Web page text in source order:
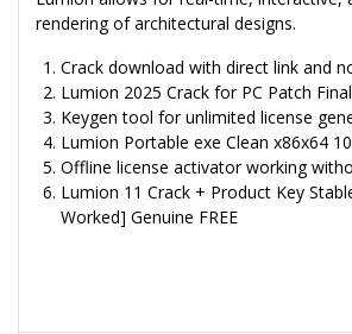
rendering of architectural designs.
Crack download with direct link and
Lumion 2025 Crack for PC Patch Final
Keygen tool for unlimited license
Lumion Portable exe Clean x86x64
Offline license activator working
Lumion 11 Crack + Product Key
Worked] Genuine FREE